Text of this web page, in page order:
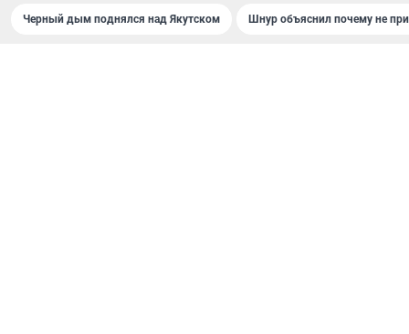
Черный дым поднялся над Якутском Шнур объяснил почему не